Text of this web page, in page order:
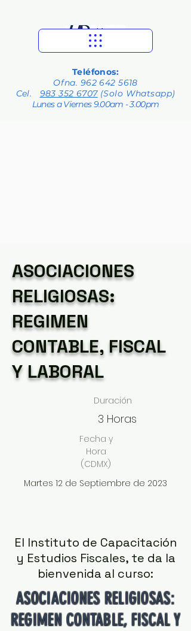
Teléfonos:
Ofna. 962 642 5618
Cel. 983 352 6707(Solo Whatsapp)
Lunes a Viernes 9.00am - 3.00pm
ASOCIACIONES
RELIGIOSAS:
REGIMEN
CONTABLE, FISCAL
Y LABORAL
Duración
3 Horas
Fecha y
Hora
(CDMX)
Martes 12 de Septiembre de 2023
El Instituto de Capacitación
y Estudios Fiscales, te da la
bienvenida al curso:
ASOCIACIONES RELIGIOSAS:
REGIMEN CONTABLE, FISCAL Y